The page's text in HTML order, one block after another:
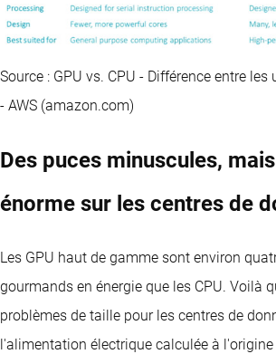
Source : GPU vs. CPU - Différence entre
- AWS (amazon.com)
Des puces minuscules,
énorme sur les centres de
Les GPU haut de gamme sont environ
gourmands en énergie que les CPU. Voilà
problèmes de taille pour les centres de
l'alimentation électrique calculée à